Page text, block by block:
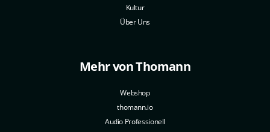
Kultur
Über Uns
Mehr von Thomann
Webshop
thomann.io
Audio Professionell